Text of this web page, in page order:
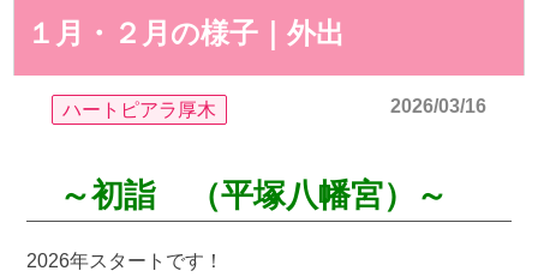
１月・２月の様子｜外出
2026/03/16
ハートピアラ厚木
～初詣 （平塚八幡宮）～
2026年スタートです！